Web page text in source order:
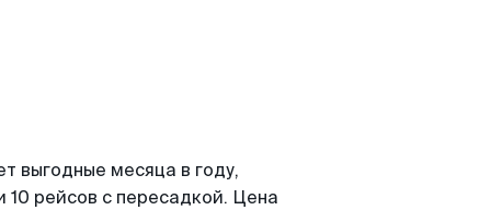
выгодные месяца в году,
рейсов с пересадкой. Цена